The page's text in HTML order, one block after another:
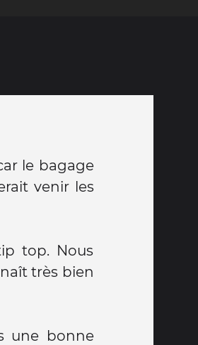
le bagage
venir les
top. Nous
très bien
une bonne